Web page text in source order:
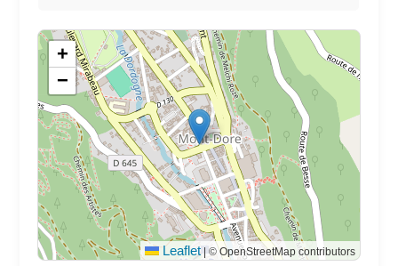
+
−
Leaflet © OpenStreetMap contributors